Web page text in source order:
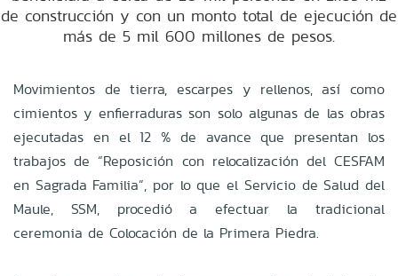
de construcción y con un monto total de ejecución de
más de 5 mil 600 millones de pesos.
Movimientos de tierra, escarpes y rellenos, así como
cimientos y enfierraduras son solo algunas de las obras
ejecutadas en el 12 % de avance que presentan los
trabajos de “Reposición con relocalización del CESFAM
en Sagrada Familia”, por lo que el Servicio de Salud del
Maule, SSM, procedió a efectuar la tradicional
ceremonia de Colocación de la Primera Piedra.